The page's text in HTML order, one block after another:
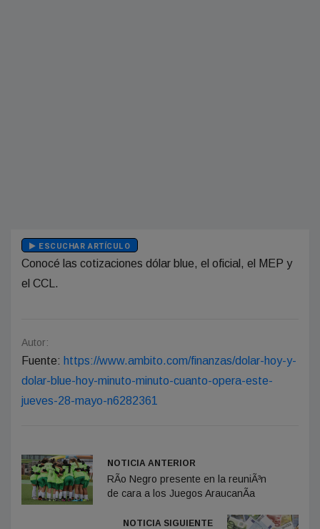
ESCUCHAR ARTÍCULO
Conocé las cotizaciones dólar blue, el oficial, el MEP y
el CCL.
Autor:
Fuente: https://www.ambito.com/finanzas/dolar-hoy-y-
dolar-blue-hoy-minuto-minuto-cuanto-opera-este-
jueves-28-mayo-n6282361
NOTICIA ANTERIOR
RÃ­o Negro presente en la reuniÃ³n
de cara a los Juegos AraucanÃ­a
NOTICIA SIGUIENTE